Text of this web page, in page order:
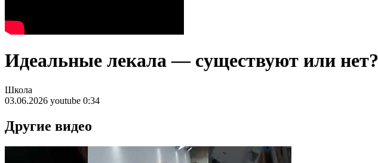
Идеальные лекала — существуют или нет?
Школа
03.06.2026 youtube 0:34
Другие видео